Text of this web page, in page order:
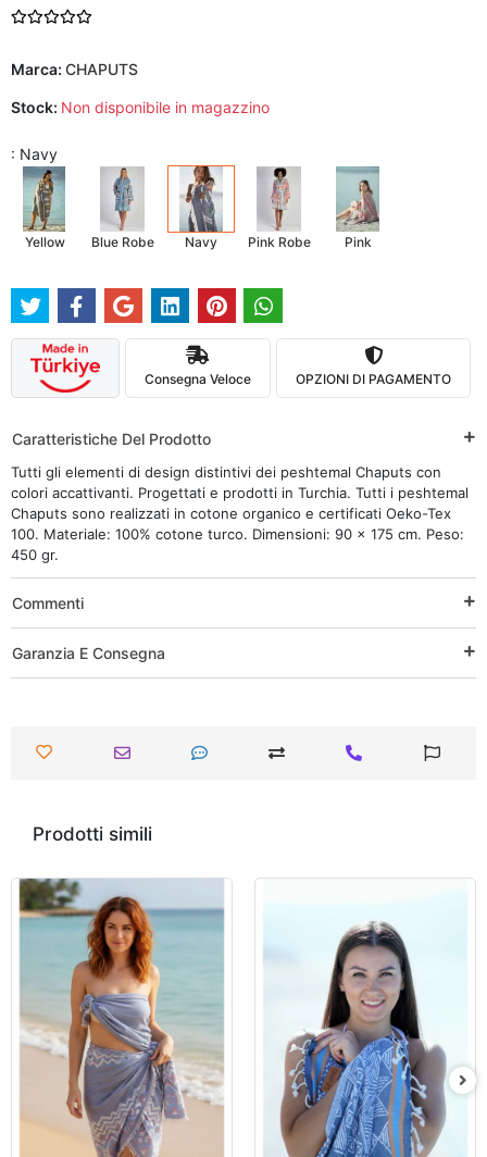
Marca: CHAPUTS
Stock: Non disponibile in magazzino
: Navy
Yellow Blue Robe Navy Pink Robe Pink
Consegna Veloce OPZIONI DI PAGAMENTO
Caratteristiche Del Prodotto
Tutti gli elementi di design distintivi dei peshtemal Chaputs con
colori accattivanti. Progettati e prodotti in Turchia. Tutti i peshtemal
Chaputs sono realizzati in cotone organico e certificati Oeko-Tex
100. Materiale: 100% cotone turco. Dimensioni: 90 x 175 cm. Peso:
450 gr.
Commenti
Garanzia E Consegna
Prodotti simili